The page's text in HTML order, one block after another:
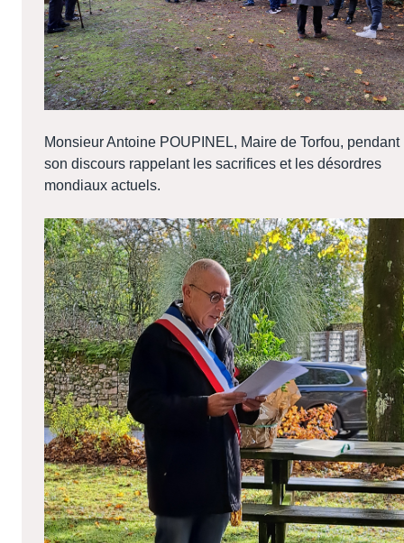
Monsieur Antoine POUPINEL, Maire de Torfou, pendant
son discours rappelant les sacrifices et les désordres
mondiaux actuels.